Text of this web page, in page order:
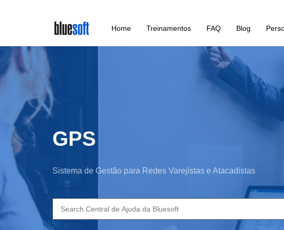
main
content
Home Treinamentos FAQ Blog
GPS
Sistema de Gestão para Redes Varejistas e Atacadistas
Search
for: